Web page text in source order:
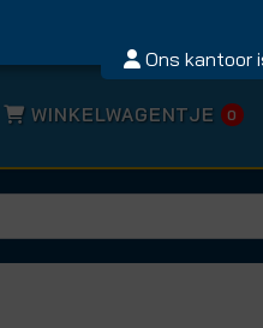
Ons kantoor
WINKELWAGENTJE 0